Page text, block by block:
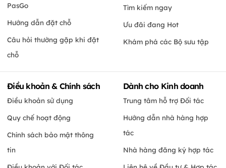
PasGo
Hướng dẫn đặt chỗ
Câu hỏi thường gặp khi đặt
chỗ
Tìm kiếm ngay
Ưu đãi đang Hot
Khám phá các Bộ sưu tập
Điều khoản & Chính sách
Điều khoản sử dụng
Quy chế hoạt động
Chính sách bảo mật thông
tin
Dành cho Kinh doanh
Trung tâm hỗ trợ Đối tác
Hướng dẫn nhà hàng hợp
tác
Nhà hàng đăng ký hợp tác